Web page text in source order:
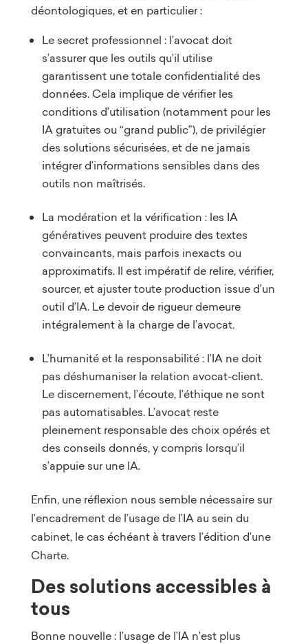
déontologiques, et en particulier :
Le secret professionnel : l’avocat doit
s’assurer que les outils qu’il utilise
garantissent une totale confidentialité des
données. Cela implique de vérifier les
conditions d’utilisation (notamment pour les
IA gratuites ou “grand public”), de privilégier
des solutions sécurisées, et de ne jamais
intégrer d’informations sensibles dans des
outils non maîtrisés.
La modération et la vérification : les IA
génératives peuvent produire des textes
convaincants, mais parfois inexacts ou
approximatifs. Il est impératif de relire, vérifier,
sourcer, et ajuster toute production issue d’un
outil d’IA. Le devoir de rigueur demeure
intégralement à la charge de l’avocat.
L’humanité et la responsabilité : l’IA ne doit
pas déshumaniser la relation avocat-client.
Le discernement, l’écoute, l’éthique ne sont
pas automatisables. L’avocat reste
pleinement responsable des choix opérés et
des conseils donnés, y compris lorsqu’il
s’appuie sur une IA.
Enfin, une réflexion nous semble nécessaire sur
l’encadrement de l’usage de l’IA au sein du
cabinet, le cas échéant à travers l’édition d’une
Charte.
Des solutions accessibles à
tous
Bonne nouvelle : l’usage de l’IA n’est plus